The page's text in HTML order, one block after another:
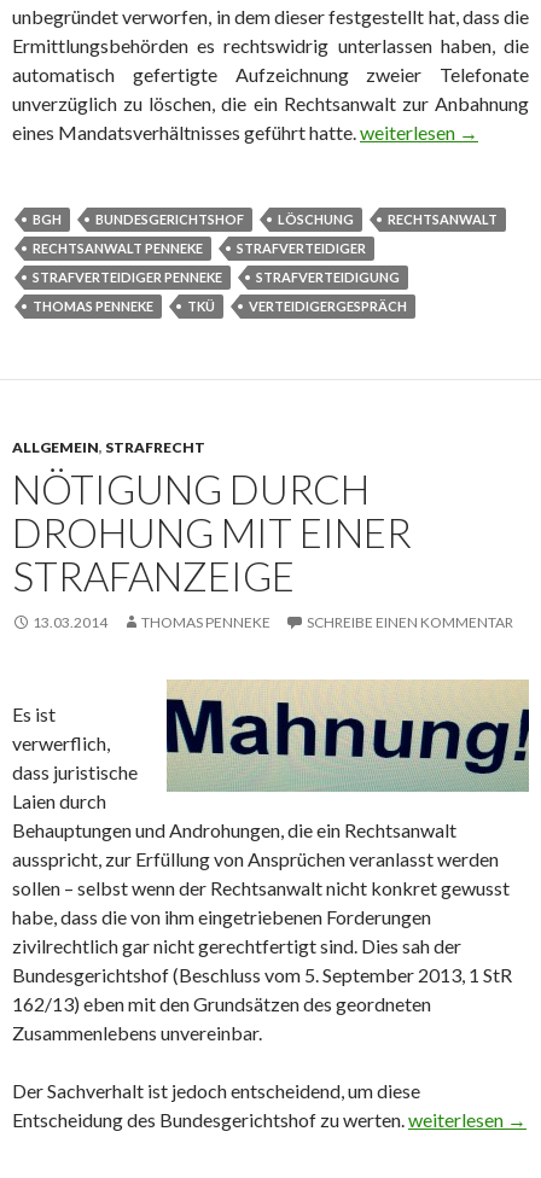
unbegründet verworfen, in dem dieser festgestellt hat, dass die
Ermittlungsbehörden es rechtswidrig unterlassen haben, die
automatisch gefertigte Aufzeichnung zweier Telefonate
unverzüglich zu löschen, die ein Rechtsanwalt zur Anbahnung
eines Mandatsverhältnisses geführt hatte.BGH: Unverzügliche
weiterlesen →
BGH BUNDESGERICHTSHOF LÖSCHUNG
RECHTSANWALT
RECHTSANWALT PENNEKE
STRAFVERTEIDIGER
STRAFVERTEIDIGER PENNEKE
STRAFVERTEIDIGUNG
THOMAS PENNEKE
TKÜ VERTEIDIGERGESPRÄCH
ALLGEMEIN, STRAFRECHT
NÖTIGUNG DURCH
DROHUNG MIT EINER
STRAFANZEIGE
13.03.2014 THOMAS PENNEKE SCHREIBE EINEN KOMMENTAR
Es ist
verwerflich,
dass juristische
Laien durch
Behauptungen und Androhungen, die ein Rechtsanwalt
ausspricht, zur Erfüllung von Ansprüchen veranlasst werden
sollen – selbst wenn der Rechtsanwalt nicht konkret gewusst
habe, dass die von ihm eingetriebenen Forderungen
zivilrechtlich gar nicht gerechtfertigt sind. Dies sah der
Bundesgerichtshof (Beschluss vom 5. September 2013, 1 StR
162/13) eben mit den Grundsätzen des geordneten
Zusammenlebens unvereinbar.
Der Sachverhalt ist jedoch entscheidend, um diese
Entscheidung des Bundesgerichtshof zu werten.Nötigung
weiterlesen →